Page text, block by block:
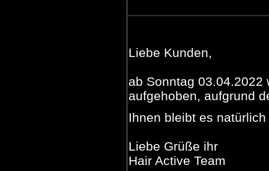
Liebe Kunden,
ab Sonntag 03.04.2022
aufgehoben, aufgrund
Ihnen bleibt es
Liebe Grüße ihr
Hair Active Team